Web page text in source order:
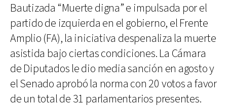
Bautizada “Muerte digna” e impulsada por el
partido de izquierda en el gobierno, el Frente
Amplio (FA), la iniciativa despenaliza la muerte
asistida bajo ciertas condiciones. La Cámara
de Diputados le dio media sanción en agosto y
el Senado aprobó la norma con 20 votos a favor
de un total de 31 parlamentarios presentes.